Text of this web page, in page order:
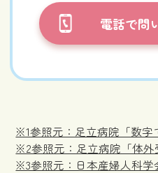
電話で問
※1参照元：足立病院「数
※2参照元：足立病院「体
※3参照元：日本産婦人科学